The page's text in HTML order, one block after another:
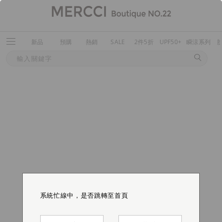
新品 預購 熱銷 SALE 2件5折 UPF50+ 瞬涼系列
系統忙線中，是否跳轉至首頁
系統忙線中，是否跳轉至首頁
系統忙線中，是否跳轉至首頁
系統忙線中，是否跳轉至首頁
系統忙線中，是否跳轉至首頁